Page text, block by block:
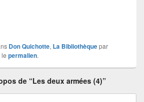
Don Quichotte, La Bibliothèquepar
le permalien.
de “Les deux armées (4)”